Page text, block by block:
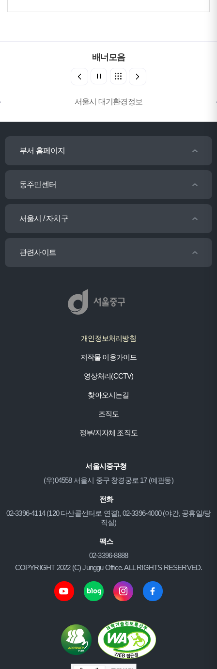
배너모음
서울시 대기환경정보
부서 홈페이지
동주민센터
서울시 / 자치구
관련사이트
개인정보처리방침
저작물 이용가이드
영상처리(CCTV)
찾아오시는길
조직도
정부/지자체 조직도
서울시중구청
(우)04558 서울시 중구 창경궁로 17 (예관동)
전화
02-3396-4114 (120 다산콜센터로 연결), 02-3396-4000 (야간, 공휴일/당
직실)
팩스
02-3396-8888
COPYRIGHT 2022 (C) Junggu Office. ALL RIGHTS RESERVED.